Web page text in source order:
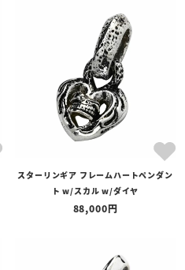
スターリンギア フレームハートペンダン
ト w/スカル w/ダイヤ
88,000